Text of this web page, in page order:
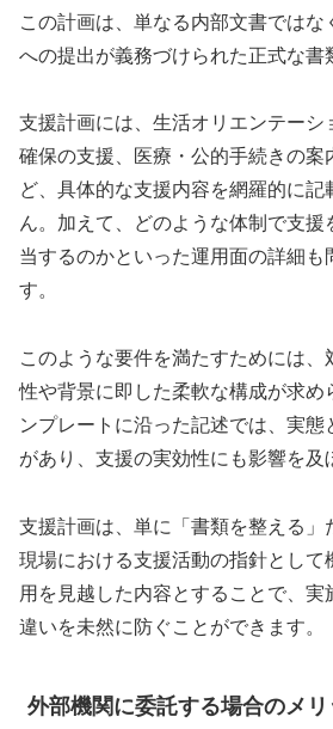
この計画は、単なる内部文書では
への提出が義務づけられた正式な書
支援計画には、生活オリエンテーシ
確保の支援、医療・公的手続きの案
ど、具体的な支援内容を網羅的に
ん。加えて、どのような体制で支援
当するのかといった運用面の詳細も
す。
このような要件を満たすためには、
性や背景に即した柔軟な構成が求め
ンプレートに沿った記述では、実
があり、支援の実効性にも影響を及
支援計画は、単に「書類を整える」
現場における支援活動の指針として
用を見越した内容とすることで、実
違いを未然に防ぐことができます。
外部機関に委託する場合のメ